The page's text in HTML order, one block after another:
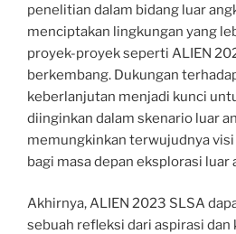
penelitian dalam bidang luar
menciptakan lingkungan yang
proyek-proyek seperti ALIEN
berkembang. Dukungan
keberlanjutan menjadi kunci
diinginkan dalam skenario luar
memungkinkan terwujudnya
bagi masa depan eksplorasi luar
Akhirnya, ALIEN 2023 SLSA
sebuah refleksi dari aspirasi